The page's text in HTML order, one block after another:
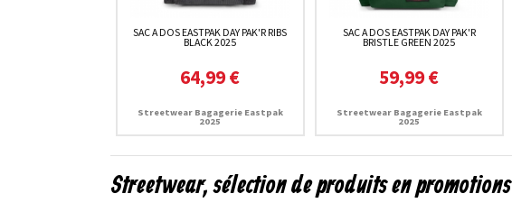
SAC A DOS EASTPAK DAY PAK'R RIBS
BLACK 2025
64,99 €
Streetwear Bagagerie Eastpak
2025
SAC A DOS EASTPAK DAY PAK'R
BRISTLE GREEN 2025
59,99 €
Streetwear Bagagerie Eastpak
2025
Streetwear, sélection de produits en promotions